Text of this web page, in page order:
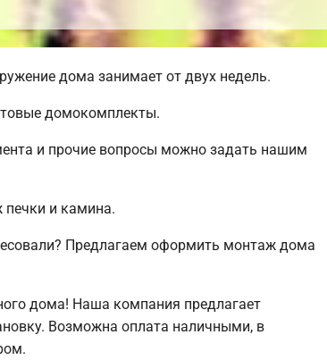
дома занимает от двух недель.
домокомплекты.
и прочие вопросы можно задать нашим
печки и камина.
Предлагаем оформить монтаж дома
дома! Наша компания предлагает
Возможна оплата наличными, в